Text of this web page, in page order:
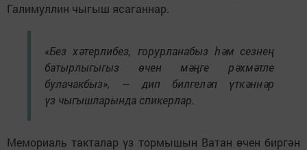
Галимуллин чыгыш ясаганнар.
«Без хәтерлибез, горурланабыз һәм сезнең
батырлыгыгыз өчен мәңге рәхмәтле
булачакбыз», — дип билгеләп үткәннәр
үз чыгышларында спикерлар.
Мемориаль такталар үз тормышын Ватан өчен биргән